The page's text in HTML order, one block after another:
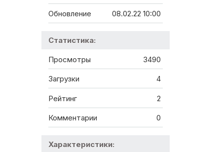
Обновление 08.02.22 10:00
Статистика:
Просмотры 3490
Загрузки 4
Рейтинг 2
Комментарии 0
Характеристики: